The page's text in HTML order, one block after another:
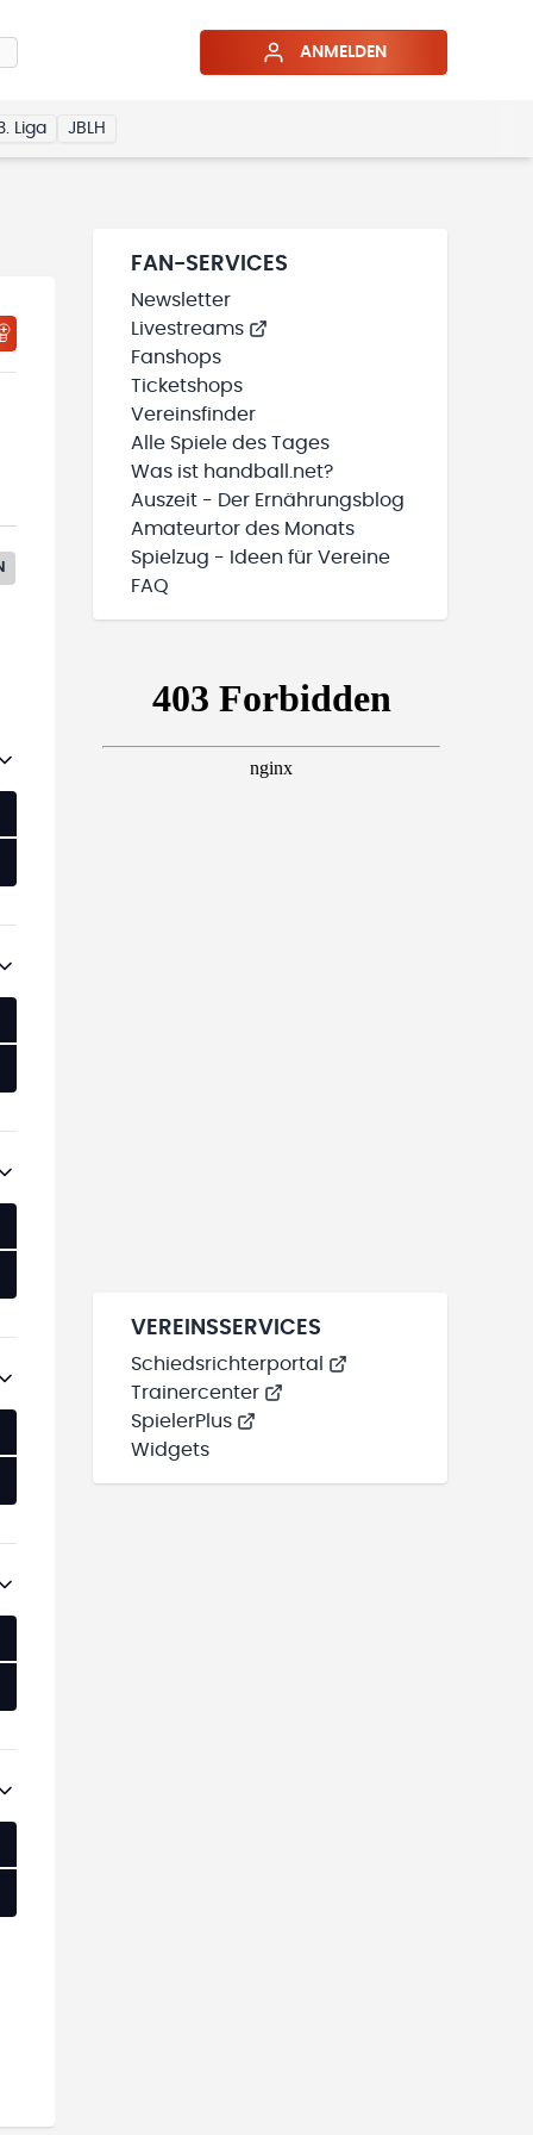
ANMELDEN
Liga JBLH
FAN-SERVICES
Newsletter
Livestreams
Fanshops
Ticketshops
Vereinsfinder
Alle Spiele des Tages
Was ist handball.net?
Auszeit - Der Ernährungsblog
Amateurtor des Monats
Spielzug - Ideen für Vereine
FAQ
VEREINSSERVICES
Schiedsrichterportal
Trainercenter
SpielerPlus
Widgets